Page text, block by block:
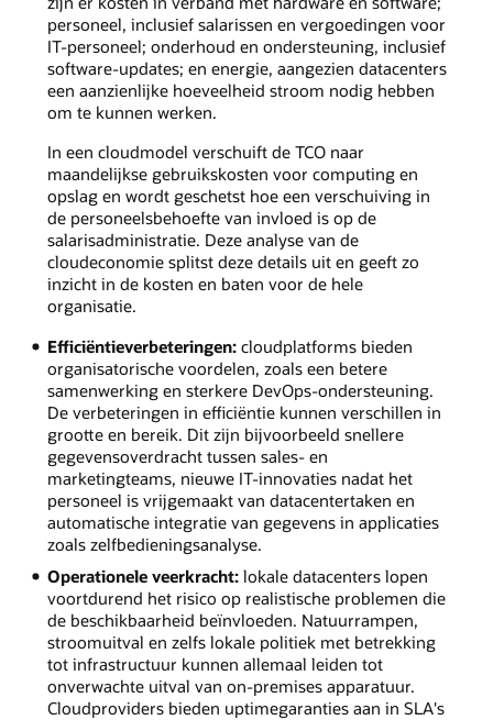
personeel, inclusief salarissen en vergoedingen voor
IT-personeel; onderhoud en ondersteuning, inclusief
software-updates; en energie, aangezien datacenters
een aanzienlijke hoeveelheid stroom nodig hebben
om te kunnen werken.
In een cloudmodel verschuift de TCO naar
maandelijkse gebruikskosten voor computing en
opslag en wordt geschetst hoe een verschuiving in
de personeelsbehoefte van invloed is op de
salarisadministratie. Deze analyse van de
cloudeconomie splitst deze details uit en geeft zo
inzicht in de kosten en baten voor de hele
organisatie.
Efficiëntieverbeteringen:cloudplatforms bieden
organisatorische voordelen, zoals een betere
samenwerking en sterkere DevOps-ondersteuning.
De verbeteringen in efficiëntie kunnen verschillen in
grootte en bereik. Dit zijn bijvoorbeeld snellere
gegevensoverdracht tussen sales- en
marketingteams, nieuwe IT-innovaties nadat het
personeel is vrijgemaakt van datacentertaken en
automatische integratie van gegevens in applicaties
zoals zelfbedieningsanalyse.
Operationele veerkracht:lokale datacenters lopen
voortdurend het risico op realistische problemen die
de beschikbaarheid beïnvloeden. Natuurrampen,
stroomuitval en zelfs lokale politiek met betrekking
tot infrastructuur kunnen allemaal leiden tot
onverwachte uitval van on-premises apparatuur.
Cloudproviders bieden uptimegaranties aan in SLA's